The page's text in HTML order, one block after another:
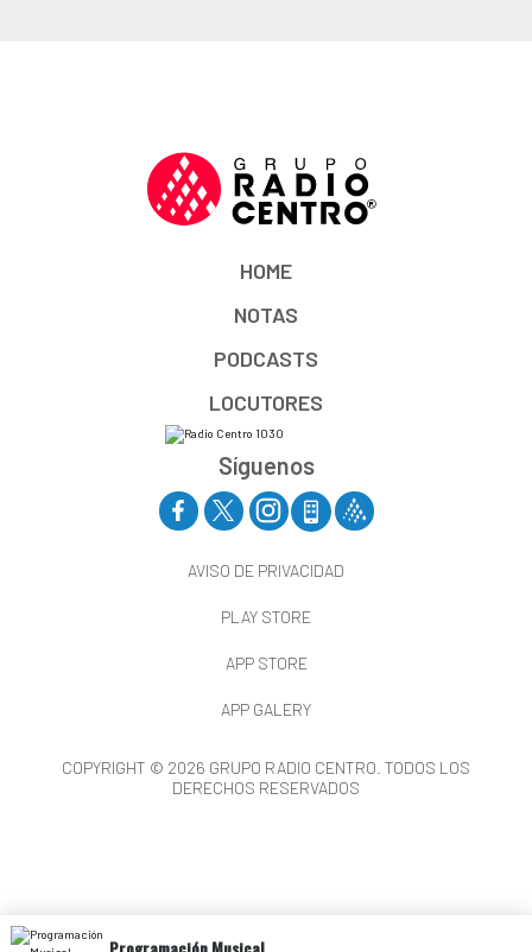
HOME
NOTAS
PODCASTS
LOCUTORES
Síguenos
AVISO DE PRIVACIDAD
PLAY STORE
APP STORE
APP GALERY
COPYRIGHT © 2026 GRUPO RADIO CENTRO. TODOS LOS
DERECHOS RESERVADOS